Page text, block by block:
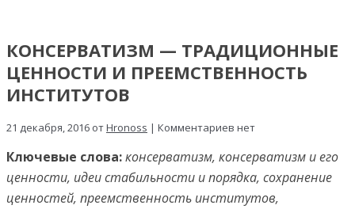
КОНСЕРВАТИЗМ — ТРАДИЦИОННЫЕ
ЦЕННОСТИ И ПРЕЕМСТВЕННОСТЬ
ИНСТИТУТОВ
21 декабря, 2016 отHronoss | Комментариев нет
Ключевые слова:консерватизм, консерватизм и его
ценности, идеи стабильности и порядка, сохранение
ценностей, преемственность институтов,